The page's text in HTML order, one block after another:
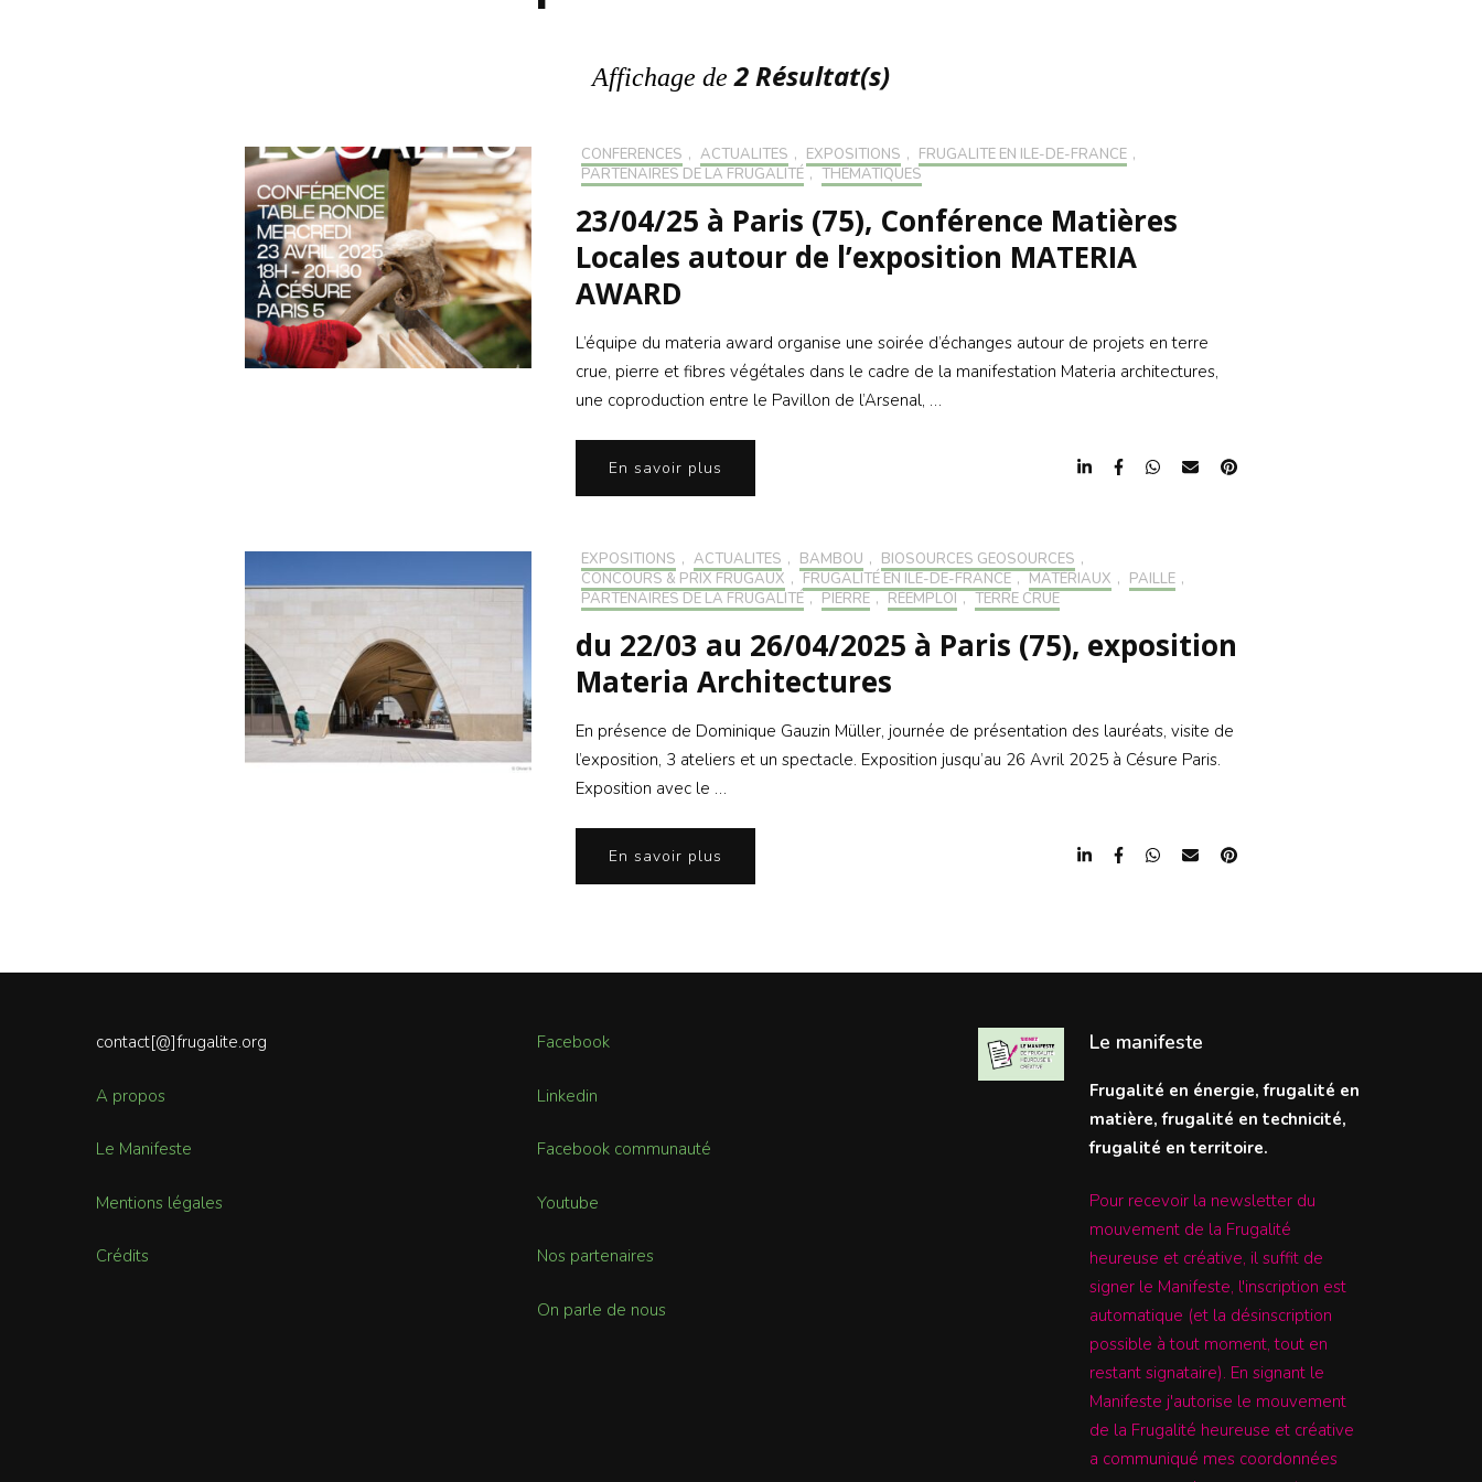
Affichage de2 Résultat(s)
CONFÉRENCES , ACTUALITÉS , EXPOSITIONS , FRUGALITÉ EN ILE-DE-FRANCE ,
PARTENAIRES DE LA FRUGALITÉ , THÉMATIQUES
23/04/25 à Paris (75), Conférence Matières
Locales autour de l’exposition MATERIA
AWARD
L’équipe du materia award organise une soirée d’échanges autour de projets en terre
crue, pierre et fibres végétales dans le cadre de la manifestation Materia architectures,
une coproduction entre le Pavillon de l’Arsenal, …
En savoir plus
EXPOSITIONS , ACTUALITÉS , BAMBOU , BIOSOURCÉS GÉOSOURCÉS ,
CONCOURS & PRIX FRUGAUX , FRUGALITÉ EN ILE-DE-FRANCE , MATÉRIAUX , PAILLE ,
PARTENAIRES DE LA FRUGALITÉ , PIERRE , RÉEMPLOI , TERRE CRUE
du 22/03 au 26/04/2025 à Paris (75), exposition
Materia Architectures
En présence de Dominique Gauzin Müller, journée de présentation des lauréats, visite de
l’exposition, 3 ateliers et un spectacle. Exposition jusqu’au 26 Avril 2025 à Césure Paris.
Exposition avec le …
En savoir plus
contact[@]frugalite.org
A propos
Le Manifeste
Mentions légales
Crédits
Facebook
Linkedin
Facebook communauté
Youtube
Nos partenaires
On parle de nous
Le manifeste
Frugalité en énergie, frugalité en
matière, frugalité en technicité,
frugalité en territoire.
Pour recevoir la newsletter du
mouvement de la Frugalité
heureuse et créative, il suffit de
signer le Manifeste, l'inscription est
automatique (et la désinscription
possible à tout moment, tout en
restant signataire). En signant le
Manifeste j'autorise le mouvement
de la Frugalité heureuse et créative
a communiqué mes coordonnées